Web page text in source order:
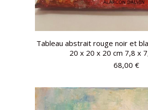
Tableau abstrait rouge noir et
20 x 20 x 20 cm 7,8 x
68,00 €